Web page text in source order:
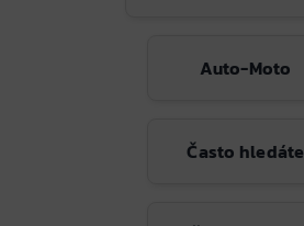
Auto-Moto
Často hledáte